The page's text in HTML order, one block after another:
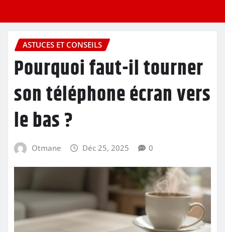
ASTUCES ET CONSEILS
Pourquoi faut-il tourner
son téléphone écran vers
le bas ?
Otmane Déc 25, 2025 0